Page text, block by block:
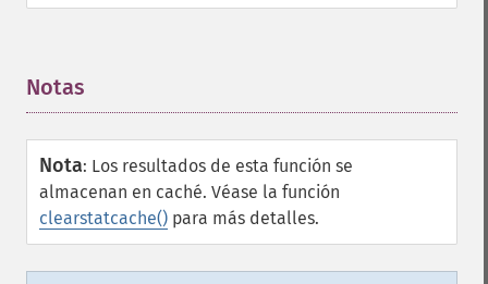
Notas
Nota: Los resultados de esta función se
almacenan en caché. Véase la función
clearstatcache() para más detalles.